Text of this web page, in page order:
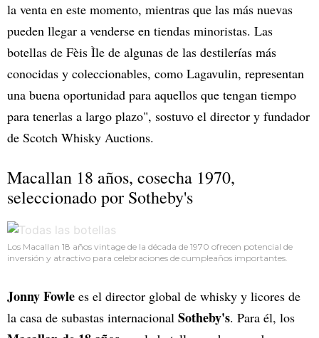
la venta en este momento, mientras que las más nuevas
pueden llegar a venderse en tiendas minoristas. Las
botellas de Fèis Ìle de algunas de las destilerías más
conocidas y coleccionables, como Lagavulin, representan
una buena oportunidad para aquellos que tengan tiempo
para tenerlas a largo plazo", sostuvo el director y fundador
de Scotch Whisky Auctions.
Macallan 18 años, cosecha 1970,
seleccionado por Sotheby's
Los Macallan 18 años vintage de la década de 1970 ofrecen potencial de
inversión y atractivo para celebraciones de cumpleaños importantes.
Jonny Fowle es el director global de whisky y licores de
la casa de subastas internacional Sotheby's. Para él, los